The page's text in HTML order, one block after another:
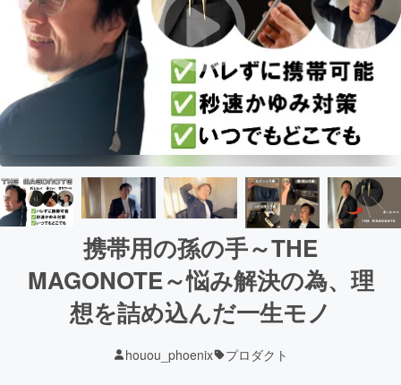
携帯用の孫の手～THE
MAGONOTE～悩み解決の為、理
想を詰め込んだ一生モノ
houou_phoenix プロダクト